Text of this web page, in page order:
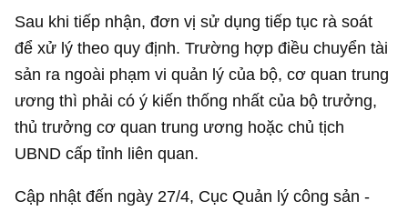
Sau khi tiếp nhận, đơn vị sử dụng tiếp tục rà soát
để xử lý theo quy định. Trường hợp điều chuyển tài
sản ra ngoài phạm vi quản lý của bộ, cơ quan trung
ương thì phải có ý kiến thống nhất của bộ trưởng,
thủ trưởng cơ quan trung ương hoặc chủ tịch
UBND cấp tỉnh liên quan.
Cập nhật đến ngày 27/4, Cục Quản lý công sản -